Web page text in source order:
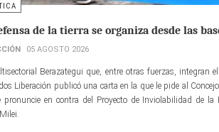
de la tierra se organiza desde las
05 AGOSTO 2026
Berazategui que, entre otras fuerzas, integran
Liberación publicó una carta en la que le pide al
pronuncie en contra del Proyecto de Inviolabilidad de